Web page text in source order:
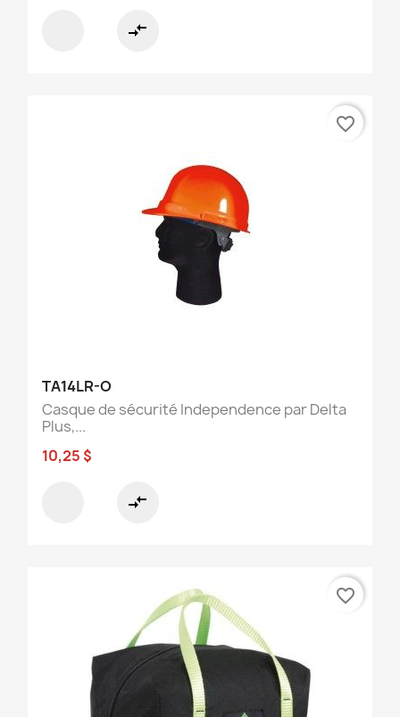
compare_arrows
TA14LR-O
Casque de sécurité Independence par Delta
Plus,...
10,25 $
compare_arrows
favorite_border
favorite_border